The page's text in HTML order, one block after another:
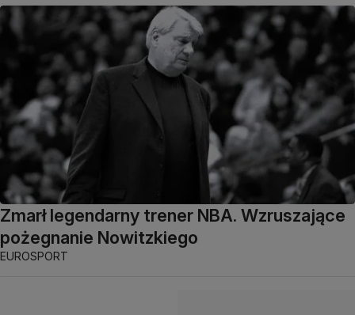
Zmarł legendarny trener NBA. Wzruszające
pożegnanie Nowitzkiego
EUROSPORT